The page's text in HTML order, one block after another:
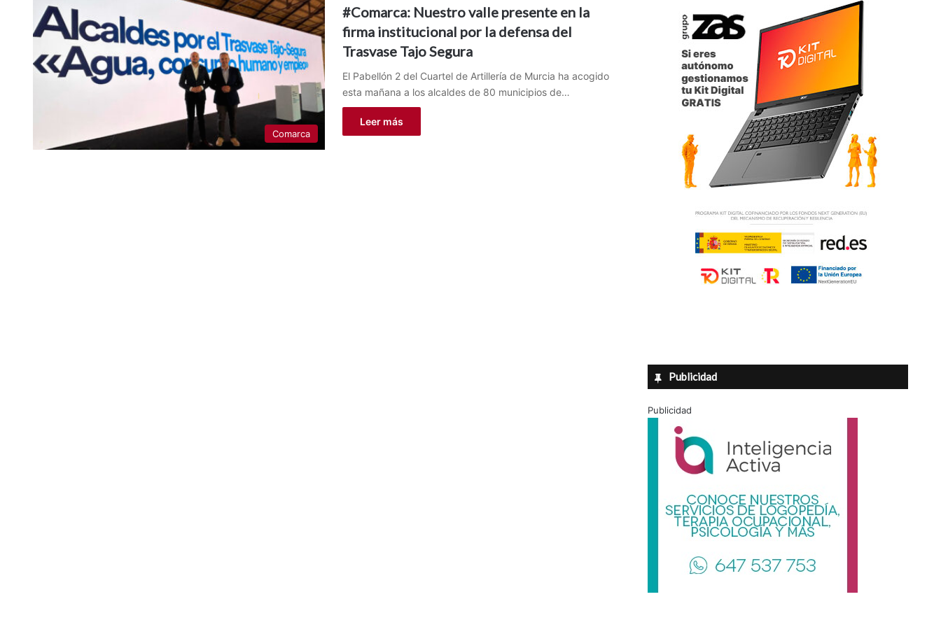
Comarca
#Comarca: Nuestro valle presente en la
firma institucional por la defensa del
Trasvase Tajo Segura
El Pabellón 2 del Cuartel de Artillería de Murcia ha acogido
esta mañana a los alcaldes de 80 municipios de…
Leer más
Publicidad
Publicidad